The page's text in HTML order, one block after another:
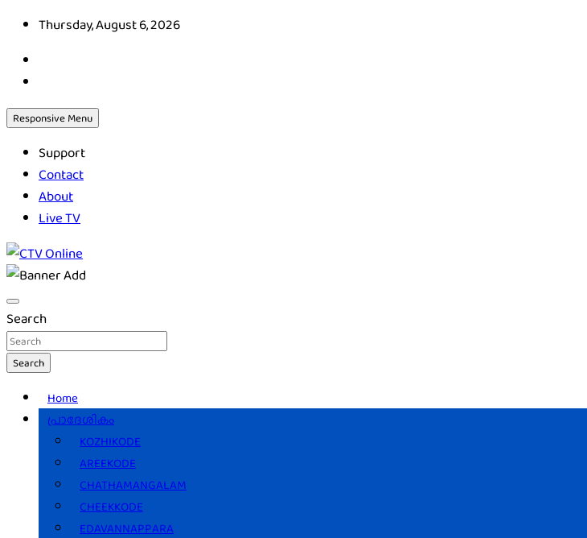
Skip
content
Thursday, August 6, 2026
Responsive Menu
Support
Contact
About
Live TV
CTV Online
Search
Search
Home
പ്രാദേശികം
KOZHIKODE
AREEKODE
CHATHAMANGALAM
CHEEKKODE
EDAVANNAPPARA